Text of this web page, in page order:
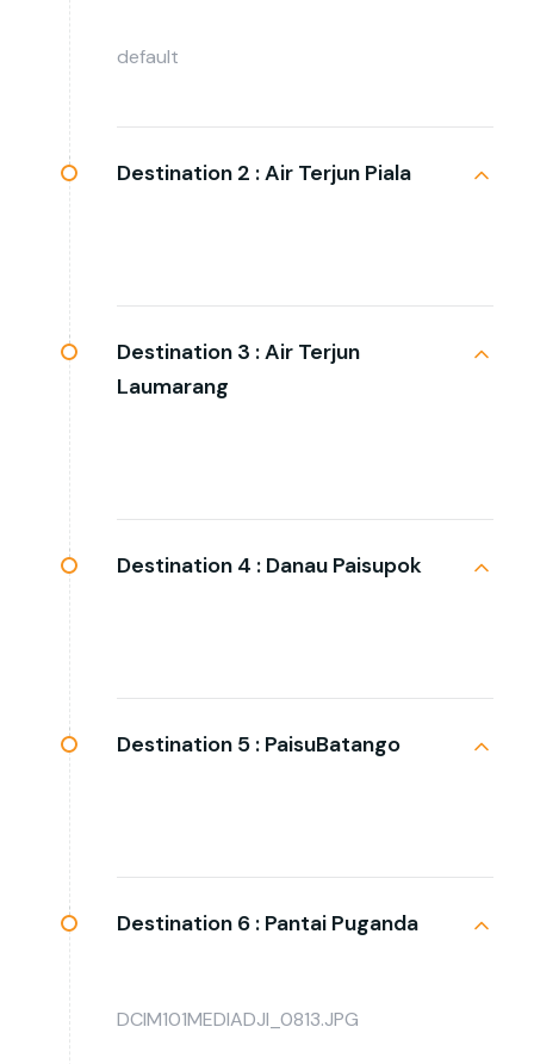
default
Destination 2 :Air Terjun Piala
Destination 3 :Air Terjun
Laumarang
Destination 4 : Danau Paisupok
Destination 5 : PaisuBatango
Destination 6 : Pantai Puganda
DCIM101MEDIADJI_0813.JPG